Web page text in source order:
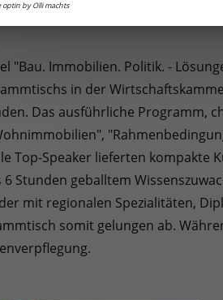
"Bau. Immobilien. Politik. -
in der
Das ausführliche Programm,
Top-Speaker lieferten kompakte
6 Stunden geballtem
mit regionalen Spezialitäten,
somit gelungen ab.
optin by Olli machts